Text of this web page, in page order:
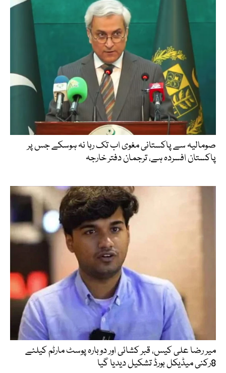
صومالیہ سے پاکستانی مغوی اب تک رہا نہ ہوسکے جس پر
پاکستان افسردہ ہے، ترجمان دفتر خارجہ
میر رضا علی کیس، قبر کشائی اور دوبارہ پوسٹ مارٹم کیلئے
8رکنی میڈیکل بورڈ تشکیل دیدیا گیا